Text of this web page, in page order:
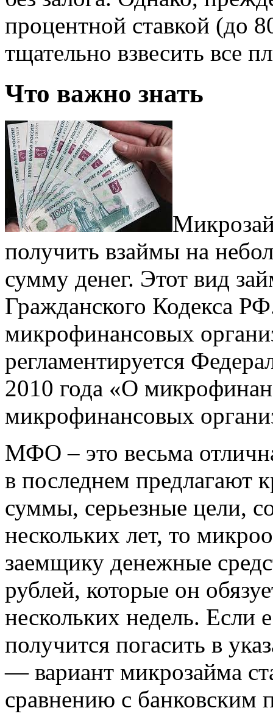
процентной ставкой (до
тщательно взвесить все
Что важно знать
получить взаймы на
сумму денег. Этот вид
Гражданского Кодекса
микрофинансовых
регламентируется
2010 года «О
микрофинансовых
МФО – это весьма
в последнем предлагают
суммы, серьезные цели,
нескольких лет, то
заемщику денежные
рублей, которые он
нескольких недель. Если
получится погасить в
— вариант микрозайма
сравнению с банковским